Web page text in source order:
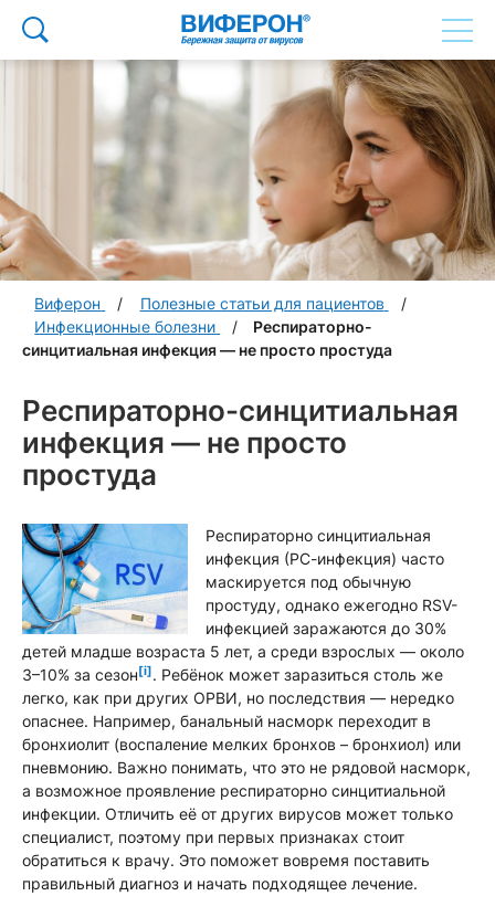
Виферон
Полезные статьи для пациентов
Инфекционные болезни
Респираторно-
синцитиальная инфекция — не просто простуда
Респираторно-синцитиальная
инфекция — не просто
простуда
Респираторно синцитиальная
инфекция (РС-инфекция) часто
маскируется под обычную
простуду, однако ежегодно RSV-
инфекцией заражаются до 30%
детей младше возраста 5 лет, а среди взрослых — около
3–10% за сезон[i]. Ребёнок может заразиться столь же
легко, как при других ОРВИ, но последствия — нередко
опаснее. Например, банальный насморк переходит в
бронхиолит (воспаление мелких бронхов – бронхиол) или
пневмонию. Важно понимать, что это не рядовой насморк,
а возможное проявление респираторно синцитиальной
инфекции. Отличить её от других вирусов может только
специалист, поэтому при первых признаках стоит
обратиться к врачу. Это поможет вовремя поставить
правильный диагноз и начать подходящее лечение.